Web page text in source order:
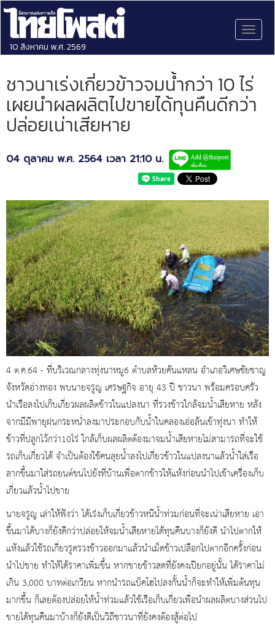
10 สิงหาคม พ.ศ. 2569
ชาวนาเร่งเกี่ยวข้าวจมน้ำกว่า 10 ไร่
เผยนำผลผลิตไปขายได้ทุนคืนดีกว่า
ปล่อยเน่าเสียหาย
04 ตุลาคม พ.ศ. 2564 เวลา 21:10 น.
4 ต.ค.64 - ที่บริเวณกลางทุ่งนาหมู6 ตำบลห้วยคันแหลน อำเภอวิเศษชัยชาญ
จังหวัดอ่างทอง พบนายจรูญ เศรษฐกิจ อายุ 43 ปี ชาวนา พร้อมครอบครัว
นำเรือลงไปเก็บเกี่ยวผลผลิตข้าวในแปลงนา ที่รวงข้าวใกล้จมน้ำเสียหาย หลัง
จากมีมีพายุฝนกระหน่ำลงมาประกอบกับน้ำในคลองเอ่อล้นเข้าทุ่งนา ทำให้
ข้าวที่ปลูกไว้กว่า10ไร่ ใกล้เก็บผลผลิตต้องมาจมน้ำเสียหายไม่สามารถที่จะใช้
รถเก็บเกี่ยวได้ จำเป็นต้องใช้คนลุยน้ำลงไปเกี่ยวข้าวในแปลงนาแล้วน้ำใส่เรือ
ลากขึ้นมาใส่รถยนต์ขนไปยังที่บ้านเพื่อตากข้าวให้แห้งก่อนนำไปเข้าเครื่องเก็บ
เกี่ยวแล้วน้ำไปขาย
นายจรูญ เล่าให้ฟังว่า ได้เร่งเก็บเกี่ยวข้าวหนีน้ำท่วมก่อนที่จะเน่าเสียหาย เอา
ขึ้นมาได้บางก็ยังดีกว่าปล่อยให้จมน้ำเสียหายได้ทุนคืนบางก็ยังดี นำไปตากให้
แห้งแล้วใช้รถเกี่ยวรูดรวงข้าวออกมาแล้วนำเม็ดข้าวเปลือกไปตากอีกครั้งก่อน
นำไปขาย ทำให้ได้ราคาเพิ่มขึ้น หากขายข้าวสดที่ยังคงเปียกอยู่นั้น ได้ราคาไม่
เกิน 3,000 บาทต่อเกวียน หากนำรถแบ็คโฮไปลงกั้นน้ำก็จะทำให้เพิ่มต้นทุน
มากขึ้น ก็เลยต้องปล่อยให้น้ำท่วมแล้วใช้เรือเก็บเกี่ยวเพื่อนำผลผลิตบางส่วนไป
ขายได้ทุนคืนมาบ้างก็ยังดีเป็นวิถีชาวนาที่ยังคงต้องสู้ต่อไป